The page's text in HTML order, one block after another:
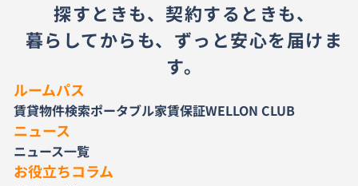
探すときも、契約するときも、
暮らしてからも、ずっと安心を届けま
す。
ルームパス
賃貸物件検索ポータブル家賃保証WELLON CLUB
ニュース
ニュース一覧
お役立ちコラム